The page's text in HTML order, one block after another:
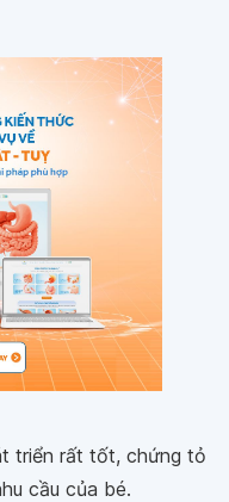
triển rất tốt, chứng tỏ
cầu của bé.